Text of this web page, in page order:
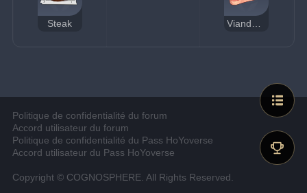
Steak
Politique de confidentialité du forum
Accord utilisateur du forum
Politique de confidentialité du Pass HoYoverse
Accord utilisateur du Pass HoYoverse
Copyright © COGNOSPHERE. All Rights Reserved.